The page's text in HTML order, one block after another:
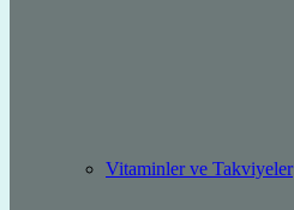
Vitaminler ve Takviyeler